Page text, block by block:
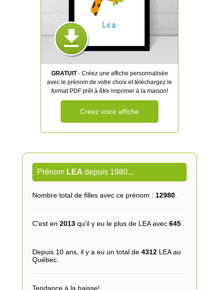
Lea
GRATUIT- Créez une affiche personnalisée
avec le prénom de votre choix et téléchargez le
format PDF prêt à être imprimer à la maison!
Créez votre affiche
Prénom LEA depuis 1980...
Nombre total de filles avec ce prénom : 12980.
C'est en 2013qu'il y eu le plus de LEA avec 645.
Depuis 10 ans, il y a eu un total de 4312LEA au
Québec.
Tendance à la baisse!